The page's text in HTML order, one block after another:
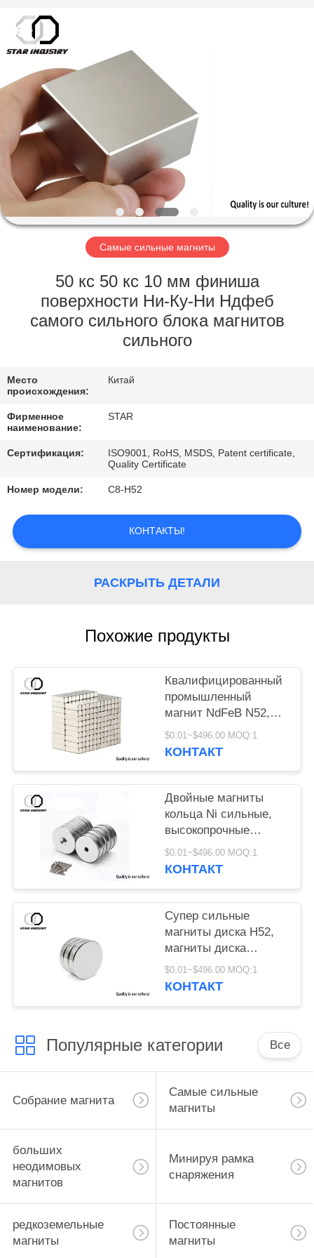
ДОМ
ПРОДУКТЫ
О
НАС
ПУТЕШЕСТВИЕ
ФАБРИКИ
ПРОВЕРКА
КАЧЕСТВА
МЫ
НОВОСТИ
Copyright
2021
magnetsassembly.com.
Reserved.
Самые сильные магниты
50 кс 50 кс 10 мм финиша
поверхности Ни-Ку-Ни Ндфеб
самого сильного блока магнитов
сильного
Место
происхождения:
Китай
Фирменное
наименование:
STAR
Сертификация:
ISO9001, RoHS, MSDS, Patent certificate,
Quality Certificate
Номер модели: С8-Н52
КОНТАКТЫ!
РАСКРЫТЬ ДЕТАЛИ
Похожие продукты
Квалифицированный
промышленный
магнит NdFeB N52,
самые сильные
магниты редкой
$0.01~$496.00 MOQ:1
КОНТАКТ
Двойные магниты
кольца Ni сильные,
высокопрочные
магниты ранга n52,
очень сильные
$0.01~$496.00 MOQ:1
КОНТАКТ
Супер сильные
магниты диска Н52,
магниты диска
неодимия для
упаковки
$0.01~$496.00 MOQ:1
КОНТАКТ
Популярные категории Все
Собрание магнита
Самые сильные
магниты
больших
неодимовых
магнитов
Минируя рамка
снаряжения
редкоземельные
магниты
Постоянные
магниты